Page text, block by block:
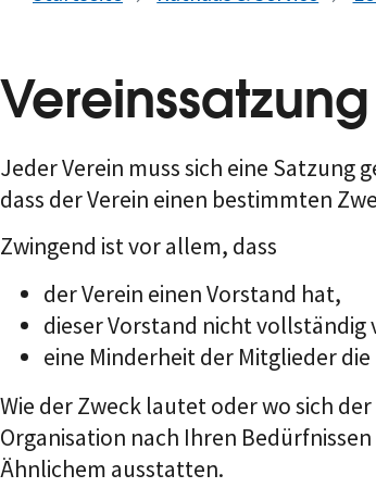
Vereinssatzung
Jeder Verein muss sich eine
dass der Verein einen bestimmten
Zwingend ist vor allem, dass
der Verein einen Vorstand hat,
dieser Vorstand nicht vollständig
eine Minderheit der Mitglieder
Wie der Zweck lautet oder wo sich
Organisation nach Ihren
Ähnlichem ausstatten.